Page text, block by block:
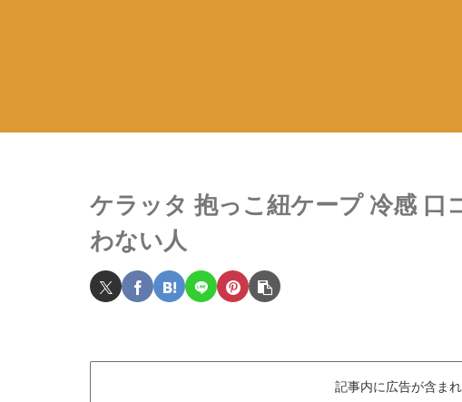
ケラッタ 抱っこ紐ケープ 冷感 口
わない人
記事内に広告が含まれ